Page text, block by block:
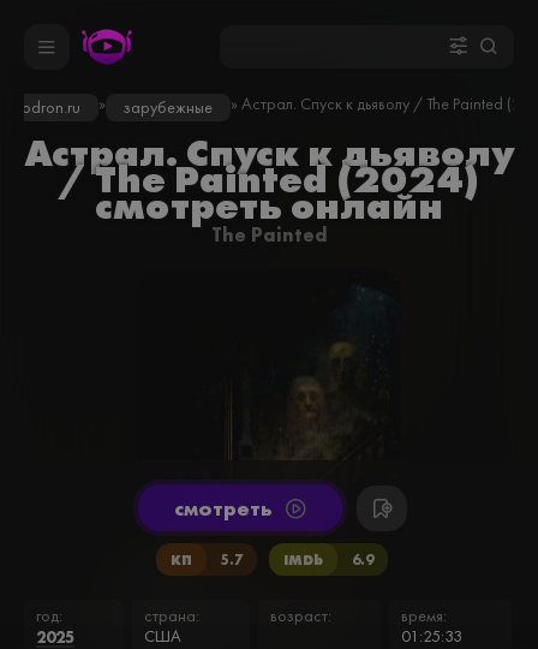
kinodron.ru » зарубежные » Астрал. Спуск к дьяволу / The Painted
Астрал. Спуск к дьяволу
/ The Painted (2024)
смотреть онлайн
The Painted
cмотреть
КП 5.7 IMDb 6.9
год:
2025
страна:
США
возраст:
время:
01:25:33